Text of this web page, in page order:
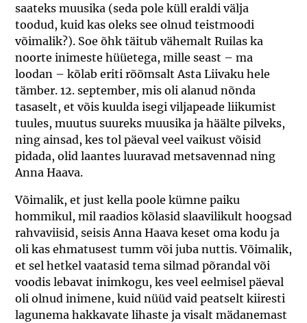
saateks muusika (seda pole küll eraldi välja
toodud, kuid kas oleks see olnud teistmoodi
võimalik?). Soe õhk täitub vähemalt Ruilas ka
noorte inimeste hüüetega, mille seast – ma
loodan – kõlab eriti rõõmsalt Asta Liivaku hele
tämber. 12. september, mis oli alanud nõnda
tasaselt, et võis kuulda isegi viljapeade liikumist
tuules, muutus suureks muusika ja häälte pilveks,
ning ainsad, kes tol päeval veel vaikust võisid
pidada, olid laantes luuravad metsavennad ning
Anna Haava.
Võimalik, et just kella poole kümne paiku
hommikul, mil raadios kõlasid slaavilikult hoogsad
rahvaviisid, seisis Anna Haava keset oma kodu ja
oli kas ehmatusest tumm või juba nuttis. Võimalik,
et sel hetkel vaatasid tema silmad põrandal või
voodis lebavat inimkogu, kes veel eelmisel päeval
oli olnud inimene, kuid nüüd vaid peatselt kiiresti
lagunema hakkavate lihaste ja visalt mädanemast